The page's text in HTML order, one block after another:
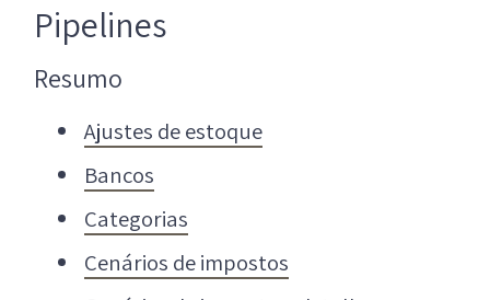
Pipelines
Resumo
Ajustes de estoque
Bancos
Categorias
Cenários de impostos